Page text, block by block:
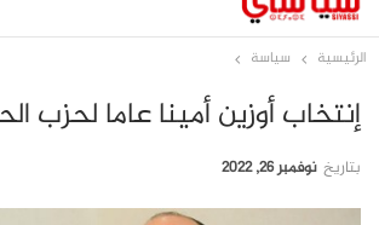
الرئيسية سياسة
إنتخاب أوزين أمينا عاما لحزب
بتاريخ نوفمبر 26, 2022